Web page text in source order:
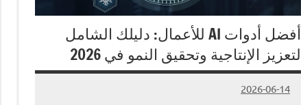
أفضل أدوات AI للأعمال: دليلك الشامل
لتعزيز الإنتاجية وتحقيق النمو في 2026
2026-06-14
Admin#
لا